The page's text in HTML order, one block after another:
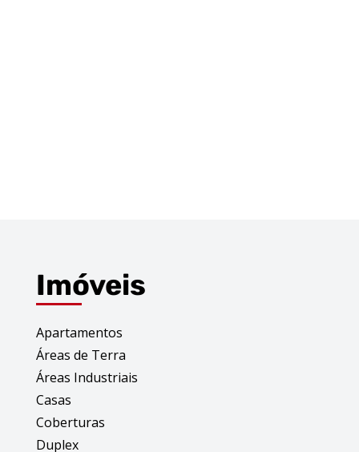
Imóveis
Apartamentos
Áreas de Terra
Áreas Industriais
Casas
Coberturas
Duplex